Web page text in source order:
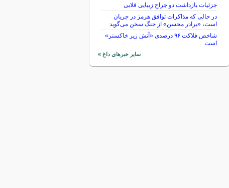
جزئیات بازداشت دو جراح زیبایی قلابی
در حالی که مذاکرات توافق هرمز در جریان
است، «برادر محسن» از جنگ سخن می‌گوید
شاخص فلاکت ۹۶ درصدی «آتش زیر خاکستر»
است
سایر خبرهای داغ »